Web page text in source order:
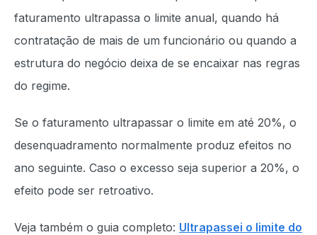
faturamento ultrapassa o limite anual, quando há
contratação de mais de um funcionário ou quando a
estrutura do negócio deixa de se encaixar nas regras
do regime.
Se o faturamento ultrapassar o limite em até 20%, o
desenquadramento normalmente produz efeitos no
ano seguinte. Caso o excesso seja superior a 20%, o
efeito pode ser retroativo.
Veja também o guia completo: Ultrapassei o limite do